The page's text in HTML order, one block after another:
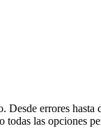
errores
las opciones